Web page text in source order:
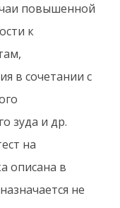
повышенной
к
в сочетании с
зуда и др.
на
описана в
не